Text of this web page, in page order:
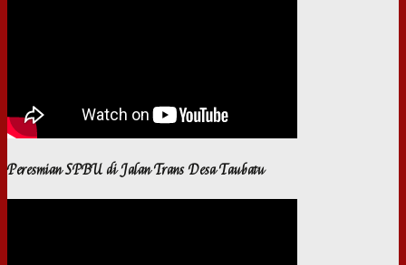
Peresmian SPBU di Jalan Trans Desa Taubatu